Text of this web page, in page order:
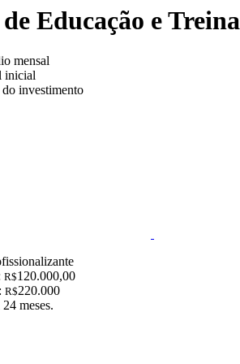
Educação e
mensal
inicial
investimento
R$120.000,00
R$220.000
24 meses.